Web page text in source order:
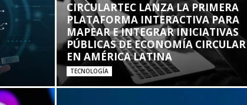
CIRCULARTEC LANZA LA PRIMERA
PLATAFORMA INTERACTIVA PARA
MAPEAR E INTEGRAR INICIATIVAS
PÚBLICAS DE ECONOMÍA CIRCULAR
EN AMÉRICA LATINA
TECNOLOGÍA